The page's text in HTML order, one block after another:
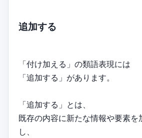
追加する
「付け加える」の類語表現には
「追加する」があります。
「追加する」とは、
既存の内容に新たな情報や要素を
し、